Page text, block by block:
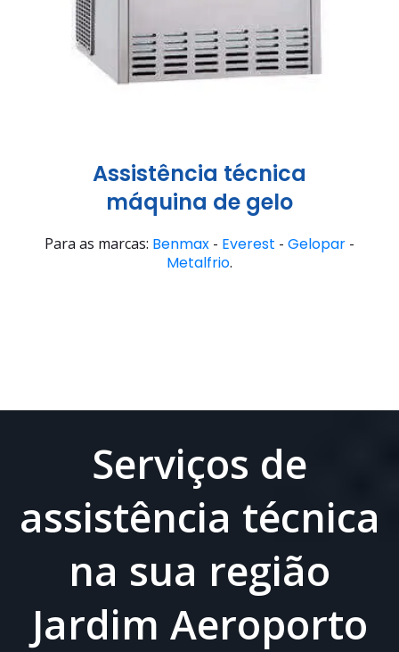
Assistência técnica
máquina de gelo
Para as marcas: Benmax - Everest - Gelopar -
Metalfrio.
Serviços de
assistência técnica
na sua região
Jardim Aeroporto